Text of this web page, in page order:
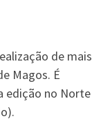
de mais
Magos. É
edição no Norte